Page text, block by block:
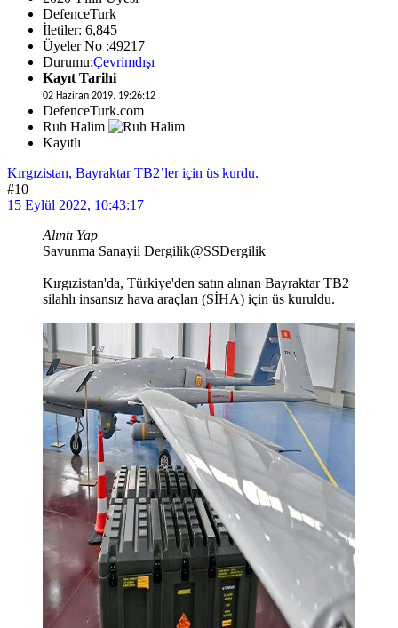
DefenceTurk
İletiler: 6,845
Üyeler No :49217
Durumu:Çevrimdışı
Kayıt Tarihi
02 Haziran 2019, 19:26:12
DefenceTurk.com
Ruh Halim
Kayıtlı
Kırgızistan, Bayraktar TB2’ler için üs kurdu.
#10
15 Eylül 2022, 10:43:17
Alıntı Yap
Savunma Sanayii Dergilik@SSDergilik
Kırgızistan'da, Türkiye'den satın alınan Bayraktar TB2
silahlı insansız hava araçları (SİHA) için üs kuruldu.